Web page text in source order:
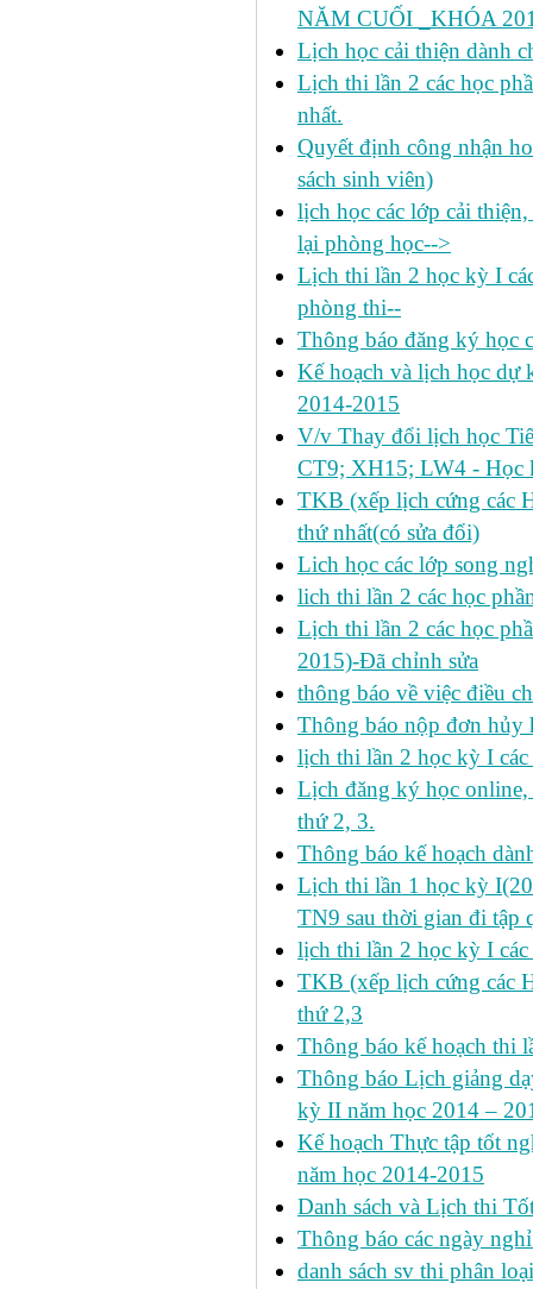
NĂM CUỐI _KHÓA
Lịch học cải thiện dành
Lịch thi lần 2 các học
nhất.
Quyết định công nhận
sách sinh viên)
lịch học các lớp cải
lại phòng học-->
Lịch thi lần 2 học kỳ I
phòng thi--
Thông báo đăng ký học
Kế hoạch và lịch học dự
2014-2015
V/v Thay đổi lịch học
CT9; XH15; LW4 - Học
TKB (xếp lịch cứng các
thứ nhất(có sửa đổi)
Lich học các lớp song
lich thi lần 2 các học
Lịch thi lần 2 các học
2015)-Đã chỉnh sửa
thông báo về việc điều
Thông báo nộp đơn hủy
lịch thi lần 2 học kỳ I
Lịch đăng ký học
thứ 2, 3.
Thông báo kế hoạch
Lịch thi lần 1 học kỳ
TN9 sau thời gian đi tập
lịch thi lần 2 học kỳ I
TKB (xếp lịch cứng các
thứ 2,3
Thông báo kế hoạch thi
Thông báo Lịch giảng
kỳ II năm học 2014 –
Kế hoạch Thực tập tốt
năm học 2014-2015
Danh sách và Lịch thi
Thông báo các ngày
danh sách sv thi phân